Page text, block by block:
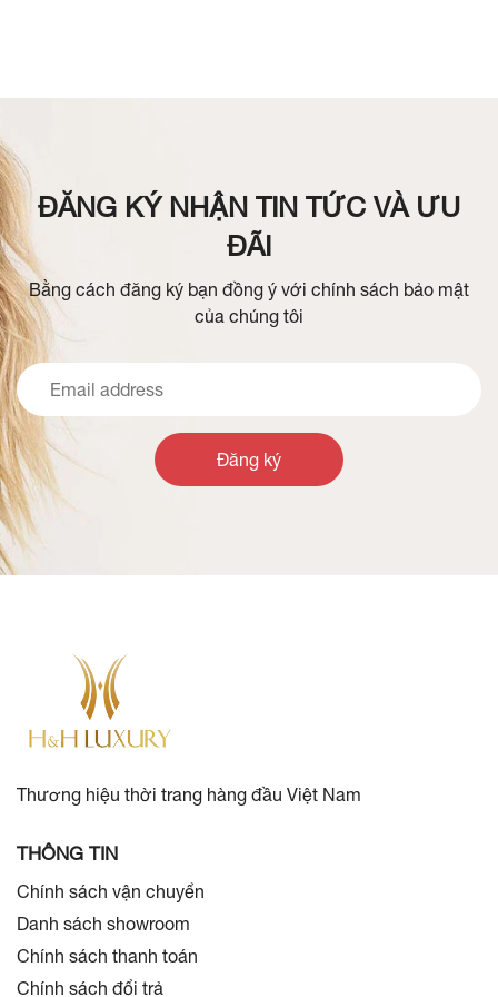
ĐĂNG KÝ NHẬN TIN TỨC VÀ ƯU
ĐÃI
Bằng cách đăng ký bạn đồng ý với chính sách bảo mật
của chúng tôi
Đăng ký
Thương hiệu thời trang hàng đầu Việt Nam
THÔNG TIN
Chính sách vận chuyển
Danh sách showroom
Chính sách thanh toán
Chính sách đổi trả